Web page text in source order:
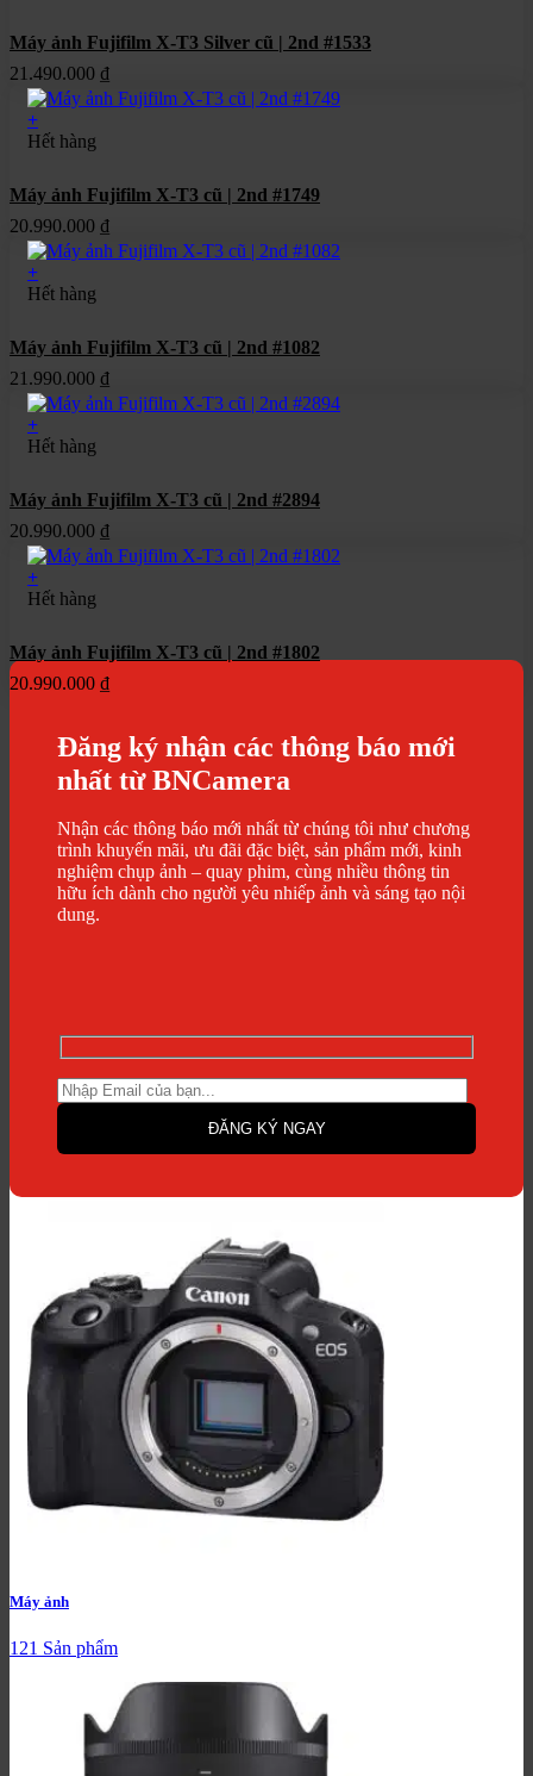
Máy ảnh Fujifilm X-T3 Silver cũ | 2nd #1533
21.490.000 ₫
+
Hết hàng
Máy ảnh Fujifilm X-T3 cũ | 2nd #1749
20.990.000 ₫
+
Hết hàng
Máy ảnh Fujifilm X-T3 cũ | 2nd #1082
21.990.000 ₫
+
Hết hàng
Máy ảnh Fujifilm X-T3 cũ | 2nd #2894
20.990.000 ₫
+
Hết hàng
Máy ảnh Fujifilm X-T3 cũ | 2nd #1802
20.990.000 ₫
Đăng ký nhận các thông báo mới
nhất từ BNCamera
Nhận các thông báo mới nhất từ chúng tôi như chương
trình khuyến mãi, ưu đãi đặc biệt, sản phẩm mới, kinh
nghiệm chụp ảnh – quay phim, cùng nhiều thông tin
hữu ích dành cho người yêu nhiếp ảnh và sáng tạo nội
dung.
Máy ảnh
121 Sản phẩm